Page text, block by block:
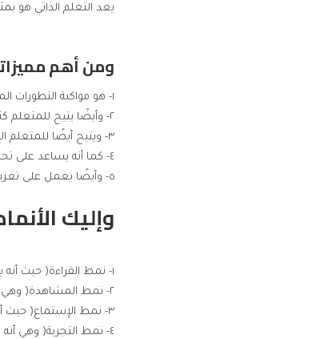
يعد التعلم الذاتي هو
ومن أهم
١- هو مواكبة التطورات المعرفية وأيضًا توفير الوقت والمجهود المبذول في التعلم داخل القاعات الدراسية.
٢- وأيضًا يتيح للمتعلم كثرت التكرار مرات عديدة حتى يتقن تلك المهارة، و بذلك يكون قادر على استيعابها بشكل واضح وبسيط.
٣- ويتيح أيضًا للمتعلم الإطلاع على كثير من المصادر التي تخص مجال دراسته.
٤- كما أنه يساعد على تحسين الدخل من خلال تعلم مهارات جديدة.
٥- وأيضًا يعمل على تعزيز الثقة في النفس وزيادة الثقافة وتوسيع مداركك في مجالك.
وإليك
١- نمط القراءة( حيث أنه يتعلم من خلال الكتب والمقالات الموجودة على الإنترنت).
٢- نمط المشاهدة( وهي التعلم من خلال الوسائل المرئية والأفلام الوثائقية والفيديوهات).
٣- نمط الإستماع( حيث أن التعلم يكون من خلال المصادر المسموعة مثل: المقاطع الصوتية والمحاضرات المسجلة وحديثًا البودكاست).
٤- نمط التجربة( وهي أنه يخوض التجربة بنفسه، ثم يقوم بأفعال لم يفعلها قبل ذلك).